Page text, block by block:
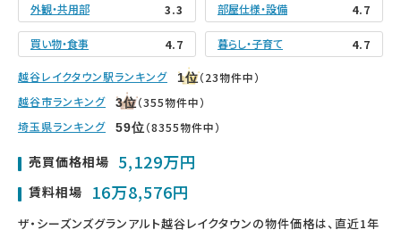
外観・共用部 3.3 部屋仕様・設備 4.7
買い物・食事 4.7 暮らし・子育て 4.7
越谷レイクタウン駅ランキング 1位（23物件中）
越谷市ランキング
3位（355物件中）
埼玉県ランキング
59位（8355物件中）
売買価格相場 5,129万円
賃料相場 16万8,576円
ザ・シーズンズグランアルト越谷レイクタウンの物件価格は、直近1年